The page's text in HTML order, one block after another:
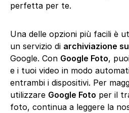
perfetta per te.
Una delle opzioni più facili è
un servizio di archiviazione
Google. Con Google Foto,
e i tuoi video in modo
entrambi i dispositivi. Per
utilizzare Google Foto per il
foto, continua a leggere la